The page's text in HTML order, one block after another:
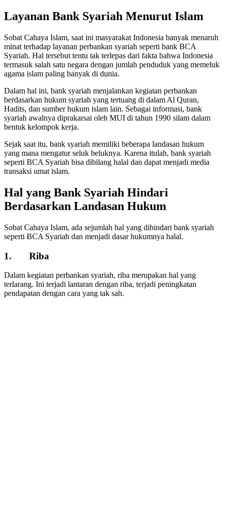
Layanan Bank Syariah Menurut Islam
Sobat Cahaya Islam, saat ini masyarakat Indonesia banyak menaruh
minat terhadap layanan perbankan syariah seperti bank BCA
Syariah. Hal tersebut tentu tak terlepas dari fakta bahwa Indonesia
termasuk salah satu negara dengan jumlah penduduk yang memeluk
agama islam paling banyak di dunia.
Dalam hal ini, bank syariah menjalankan kegiatan perbankan
berdasarkan hukum syariah yang tertuang di dalam Al Quran,
Hadits, dan sumber hukum islam lain. Sebagai informasi, bank
syariah awalnya diprakarsai oleh MUI di tahun 1990 silam dalam
bentuk kelompok kerja.
Sejak saat itu, bank syariah memiliki beberapa landasan hukum
yang mana mengatur seluk beluknya. Karena itulah, bank syariah
seperti BCA Syariah bisa dibilang halal dan dapat menjadi media
transaksi umat islam.
Hal yang Bank Syariah Hindari
Berdasarkan Landasan Hukum
Sobat Cahaya Islam, ada sejumlah hal yang dihindari bank syariah
seperti BCA Syariah dan menjadi dasar hukumnya halal.
1. Riba
Dalam kegiatan perbankan syariah, riba merupakan hal yang
terlarang. Ini terjadi lantaran dengan riba, terjadi peningkatan
pendapatan dengan cara yang tak sah.